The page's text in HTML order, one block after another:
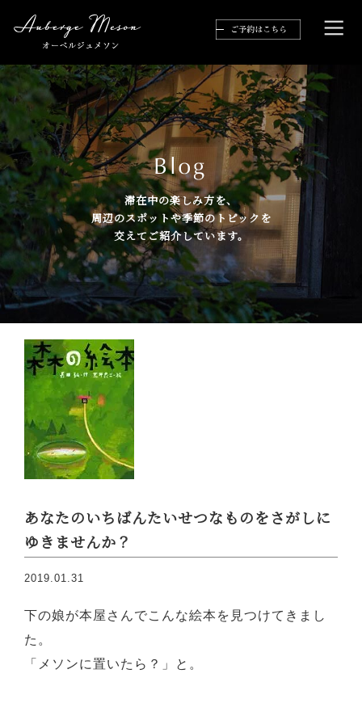
滞在中の楽しみ方を、
周辺のスポットや季節のトピックを
交えてご紹介しています。
あなたのいちばんたいせつなものをさがしに
ゆきませんか？
2019.01.31
下の娘が本屋さんでこんな絵本を見つけてきまし
た。
「メソンに置いたら？」と。